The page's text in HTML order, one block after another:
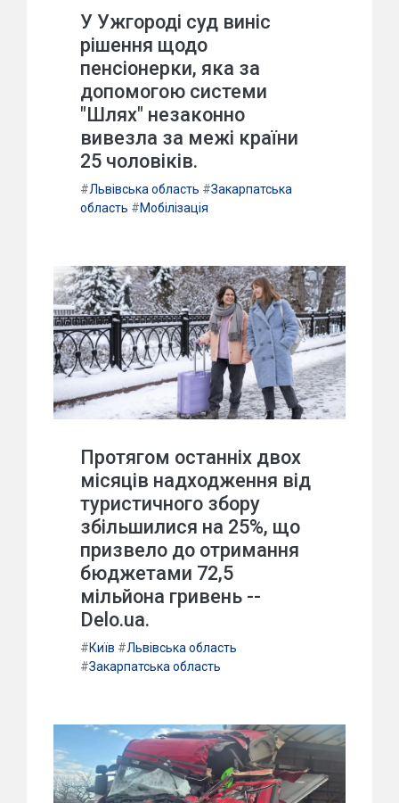
У Ужгороді суд виніс
рішення щодо
пенсіонерки, яка за
допомогою системи
"Шлях" незаконно
вивезла за межі країни
25 чоловіків.
#Львівська область #Закарпатська
область #Мобілізація
Протягом останніх двох
місяців надходження від
туристичного збору
збільшилися на 25%, що
призвело до отримання
бюджетами 72,5
мільйона гривень --
Delo.ua.
#Київ #Львівська область
#Закарпатська область